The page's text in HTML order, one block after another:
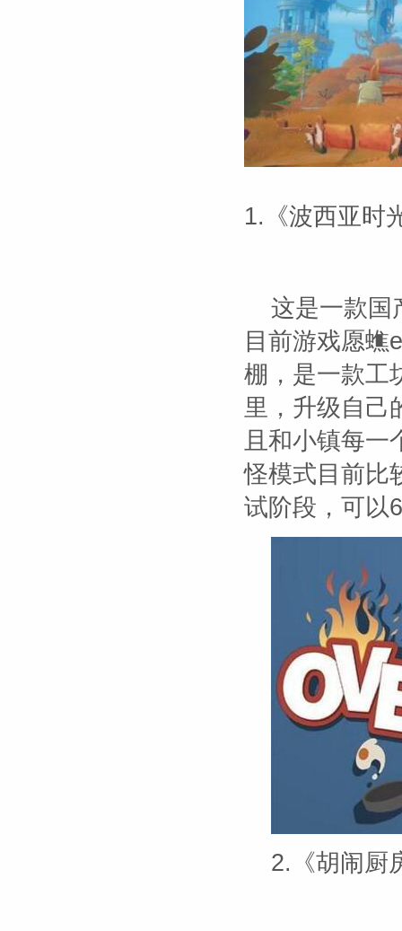
1.《波西亚时
这是一款国
目前游戏愿蟭
棚，是一款工
里，升级自己
且和小镇每
怪模式目前比
试阶段，可以
2.《胡闹厨